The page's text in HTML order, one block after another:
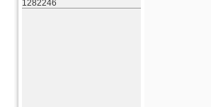
1282246